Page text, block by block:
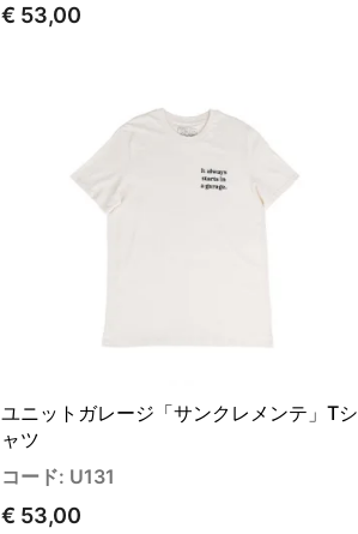
€ 53,00
ユニットガレージ「サンクレメンテ」Tシ
ャツ
コード: U131
€ 53,00